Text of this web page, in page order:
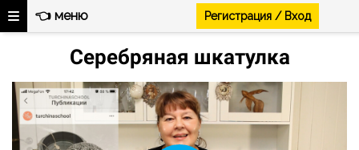
👈 меню Регистрация / Вход
Серебряная шкатулка